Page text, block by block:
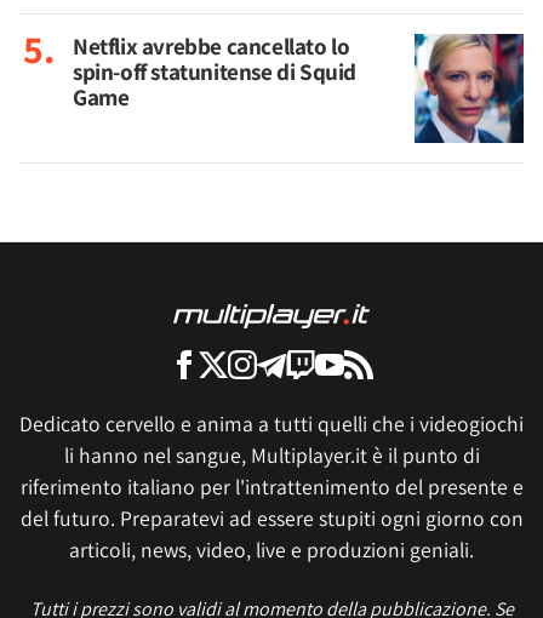
Netflix avrebbe cancellato lo
spin-off statunitense di Squid
Game
Dedicato cervello e anima a tutti quelli che i videogiochi
li hanno nel sangue, Multiplayer.it è il punto di
riferimento italiano per l'intrattenimento del presente e
del futuro. Preparatevi ad essere stupiti ogni giorno con
articoli, news, video, live e produzioni geniali.
Tutti i prezzi sono validi al momento della pubblicazione. Se